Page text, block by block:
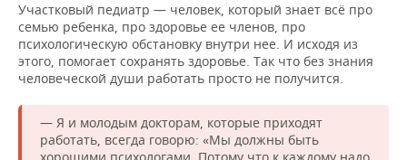
Участковый педиатр — человек, который знает всё про
семью ребенка, про здоровье ее членов, про
психологическую обстановку внутри нее. И исходя из
этого, помогает сохранять здоровье. Так что без знания
человеческой души работать просто не получится.
— Я и молодым докторам, которые приходят
работать, всегда говорю: «Мы должны быть